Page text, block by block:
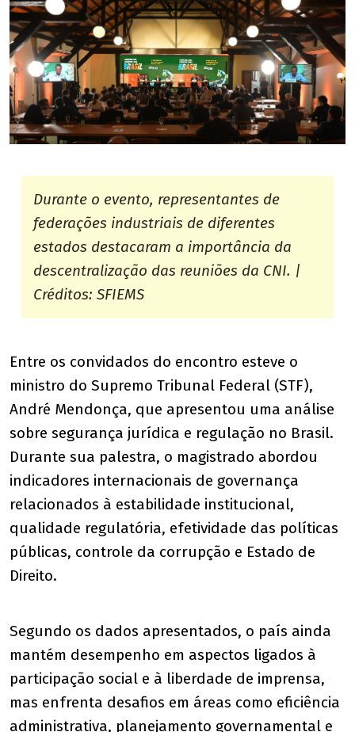
Durante o evento, representantes de
federações industriais de diferentes
estados destacaram a importância da
descentralização das reuniões da CNI. |
Créditos: SFIEMS
Entre os convidados do encontro esteve o
ministro do Supremo Tribunal Federal (STF),
André Mendonça, que apresentou uma análise
sobre segurança jurídica e regulação no Brasil.
Durante sua palestra, o magistrado abordou
indicadores internacionais de governança
relacionados à estabilidade institucional,
qualidade regulatória, efetividade das políticas
públicas, controle da corrupção e Estado de
Direito.
Segundo os dados apresentados, o país ainda
mantém desempenho em aspectos ligados à
participação social e à liberdade de imprensa,
mas enfrenta desafios em áreas como eficiência
administrativa, planejamento governamental e